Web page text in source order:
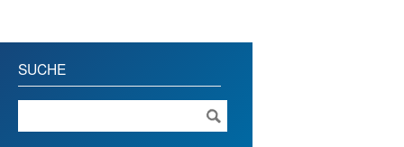
SUCHE